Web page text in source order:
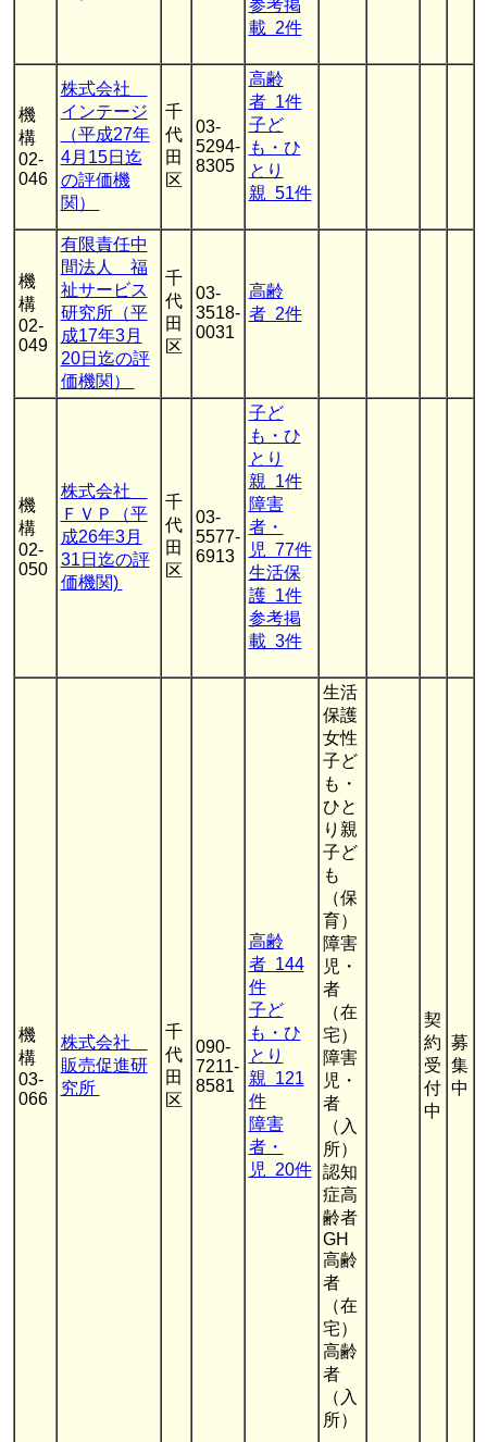
参考掲
載 2件
機
構
02-
046
株式会社
インテージ
（平成27年
4月15日迄
の評価機
関）
千
代
田
区
03-
5294-
8305
高齢
者 1件
子ど
も・ひ
とり
親 51件
機
構
02-
049
有限責任中
間法人 福
祉サービス
研究所（平
成17年3月
20日迄の評
価機関）
千
代
田
区
03-
3518-
0031
高齢
者 2件
機
構
02-
050
株式会社
ＦＶＰ（平
成26年3月
31日迄の評
価機関)
千
代
田
区
03-
5577-
6913
子ど
も・ひ
とり
親 1件
障害
者・
児 77件
生活保
護 1件
参考掲
載 3件
機
構
03-
066
株式会社
販売促進研
究所
千
代
田
区
090-
7211-
8581
高齢
者 144
件
子ど
も・ひ
とり
親 121
件
障害
者・
児 20件
生活
保護
女性
子ど
も・
ひと
り親
子ど
も
（保
育）
障害
児・
者
（在
宅）
障害
児・
者
（入
所）
認知
症高
齢者
GH
高齢
者
（在
宅）
高齢
者
（入
所）
契
約
受
付
中
募
集
中